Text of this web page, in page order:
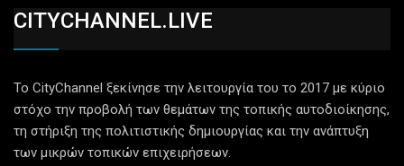
CITYCHANNEL.LIVE
Το CityChannel ξεκίνησε την λειτουργία του το 2017 με κύριο
στόχο την προβολή των θεμάτων της τοπικής αυτοδιοίκησης,
τη στήριξη της πολιτιστικής δημιουργίας και την ανάπτυξη
των μικρών τοπικών επιχειρήσεων.